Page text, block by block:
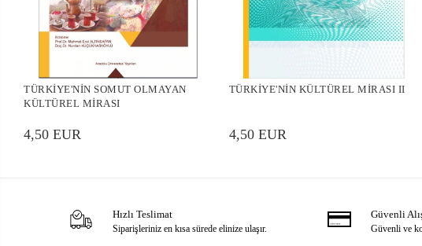
TÜRKİYE'NİN SOMUT OLMAYAN
KÜLTÜREL MİRASI
4,50 EUR
TÜRKİYE'NİN KÜLTÜREL MİRASI II
4,50 EUR
Hızlı Teslimat
Siparişleriniz en kısa sürede elinize ulaşır.
Güvenli
Güvenli ve